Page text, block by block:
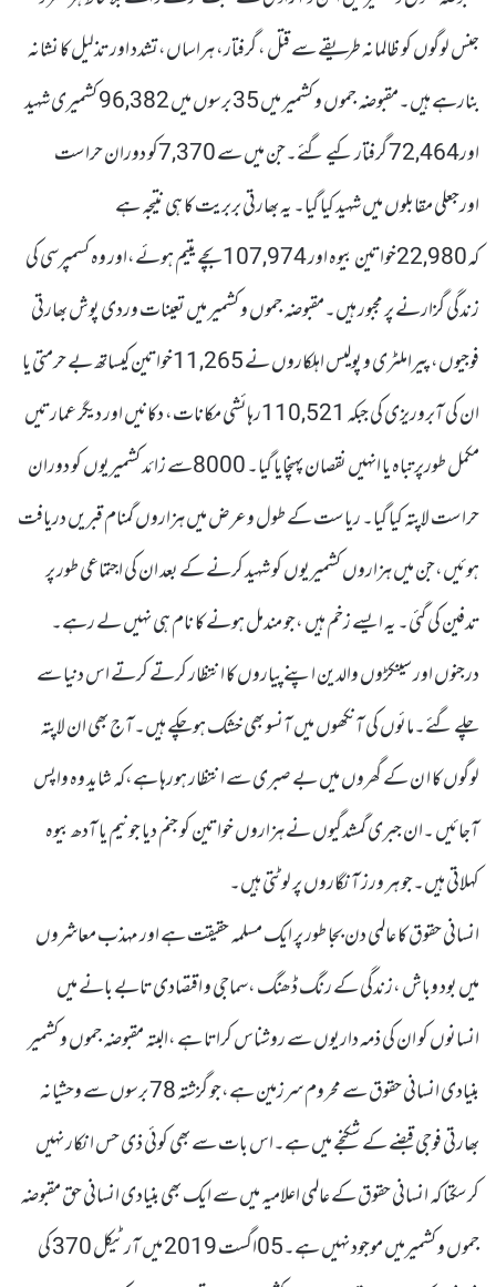
جنس لوگوں کو ظالمانہ طریقے سے قتل ، گرفتار، ہراساں،تشدد اور تذلیل کا نشانہ
بنارہے ہیں۔مقبوضہ جموں و کشمیر میں 35 برسوں میں 96,382 کشمیری شہید
اور72,464 گرفتار کیے گئے۔جن میں سے 7,370کو دوران حراست
اورجعلی مقابلوں میں شہید کیا گیا۔ یہ بھارتی بربریت کا ہی نتیجہ ہے
کہ22,980خواتین بیوہ اور 107,974 بچے یتیم ہوئے،اور وہ کسمپرسی کی
زندگی گزارنے پر مجبور ہیں۔مقبوضہ جموں و کشمیر میں تعینات وردی پوش بھارتی
فوجیوں، پیراملٹری و پولیس اہلکاروں نے 11,265خواتین کیساتھ بے حرمتی یا
ان کی آبروریزی کی جبکہ 110,521رہائشی مکانات، دکانیں اور دیگر عمارتیں
مکمل طورپر تباہ یا انہیں نقصان پہنچایا گیا۔ 8000سے زائد کشمیریوں کو دوران
حراست لاپتہ کیا گیا۔ ریاست کے طول وعرض میں ہزاروں گمنام قبریں دریافت
ہوئیں،جن میں ہزاروں کشمیریوں کو شہید کرنے کے بعد ان کی اجتماعی طور پر
تدفین کی گئی۔ یہ ایسے زخم ہیں ،جو مندمل ہونے کا نام ہی نہیں لے رہے۔
درجنوں اور سینکڑوں والدین اپنے پیاروں کا انتظار کرتے کرتے اس دنیا سے
چلے گئے۔مائوں کی آنکھوں میں آنسو بھی خشک ہوچکے ہیں۔آج بھی ان لاپتہ
لوگوں کا ا ن کے گھروں میں بے صبری سے انتظار ہورہا ہے،کہ شاید وہ واپس
آجائیں ۔ان جبری گمشدگیوں نے ہزاروں خواتین کو جنم دیا جو نیم یا آدھ بیوہ
کہلاتی ہیں۔جو ہر ورز آنگاروں پر لوٹتی ہیں۔
انسانی حقوق کا عالمی دن بجا طور پر ایک مسلمہ حقیقت ہے اور مہذب معاشروں
میں بود وباش ،زندگی کے رنگ ڈھنگ ،سماجی و اقتصادی تابے بانے میں
انسانوں کو ان کی ذمہ داریوں سے روشناس کراتا ہے ،البتہ مقبوضہ جموں و کشمیر
بنیادی انسانی حقوق سے محروم سرزمین ہے،جو گزشتہ 78 برسوں سے وحشیانہ
بھارتی فوجی قبضے کے شکنجے میں ہے۔اس بات سے بھی کوئی ذی حس انکار نہیں
کرسکتا کہ انسانی حقوق کے عالمی اعلامیہ میں سے ایک بھی بنیادی انسانی حق مقبوضہ
جموں و کشمیرمیں موجود نہیں ہے۔05اگست 2019 میں آرٹیکل 370 کی